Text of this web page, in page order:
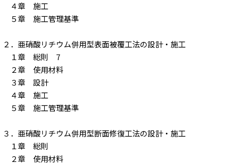
４章 施工
５章 施工管理基準
２．亜硝酸リチウム併用型表面被覆工法の設計・施工
１章 総則 7
２章 使用材料
３章 設計
４章 施工
５章 施工管理基準
３．亜硝酸リチウム併用型断面修復工法の設計・施工
１章 総則
２章 使用材料